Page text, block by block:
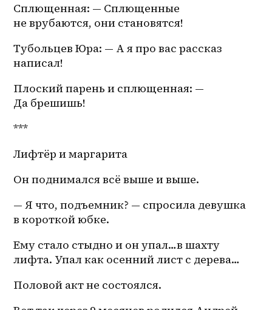
Сплющенная: — Сплющенные
не врубаются, они становятся!
Тубольцев Юра: — А я про вас рассказ
написал!
Плоский парень и сплющенная: —
Да брешишь!
***
Лифтёр и маргарита
Он поднимался всё выше и выше.
— Я что, подъемник? — спросила девушка
в короткой юбке.
Ему стало стыдно и он упал…в шахту
лифта. Упал как осенний лист с дерева…
Половой акт не состоялся.